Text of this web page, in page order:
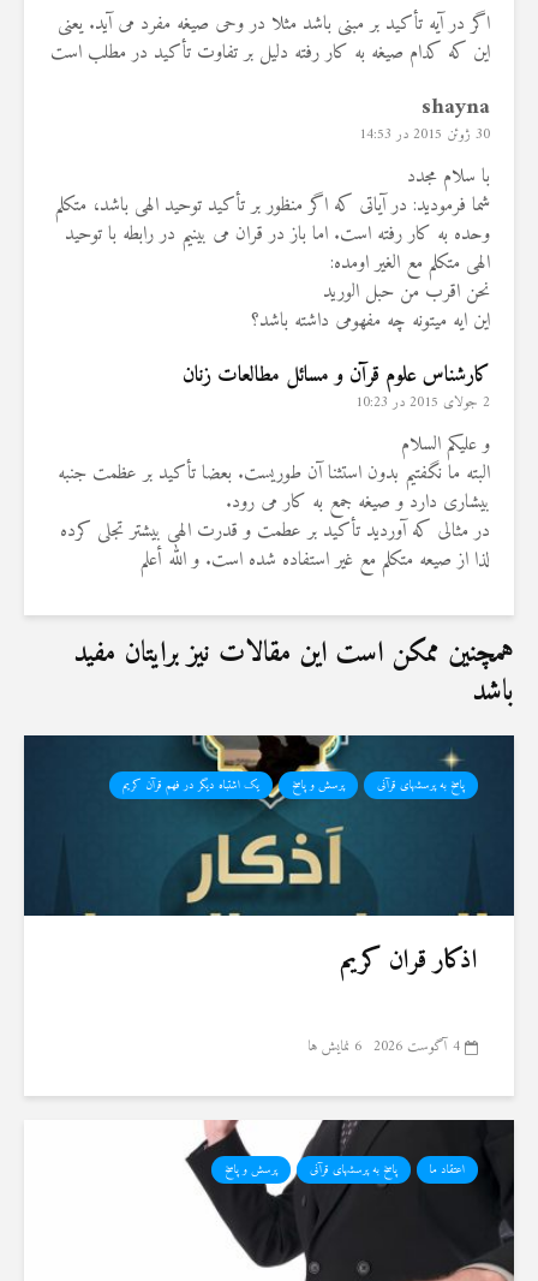
اگر در آیه تأکید بر مبنی باشد مثلا در وحی صیغه مفرد می آید. یعنی
این که کدام صیغه به کار رفته دلیل بر تفاوت تأکید در مطلب است
shayna
30 ژوئن 2015 در 14:53
با سلام مجدد
شما فرمودید: در آیاتی که ‏اگر منظور بر تأکید توحید الهی باشد، متکلم
وحده به کار رفته است. اما باز در قران می بینیم در رابطه با توحید
الهی متکلم مع الغیر اومده:
نحن اقرب من حبل الورید
این ایه میتونه چه مفهومی داشته باشد؟
کارشناس علوم قرآن و مسائل مطالعات زنان
2 جولای 2015 در 10:23
و علیکم السلام
البته ما نگفتیم بدون استثنا آن طوریست. بعضا تأکید بر عظمت جنبه
بیشاری دارد و صیغه جمع به کار می رود.
در مثالی که آوردید تأکید بر عطمت و قدرت الهی بیشتر تجلی کرده
لذا از صیعه متکلم مع غیر استفاده شده است. و الله أعلم
همچنین ممکن است این مقالات نیز برایتان مفید
باشد
پاسخ به پرسشهای قرآنی پرسش و پاسخ یک اشتباه دیگر در فهم قرآن کریم
اذکار قران کریم
4 آگوست 2026 6 نمایش ها
اعتقاد ما پاسخ به پرسشهای قرآنی پرسش و پاسخ